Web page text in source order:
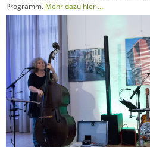
Programm. Mehr dazu hier …